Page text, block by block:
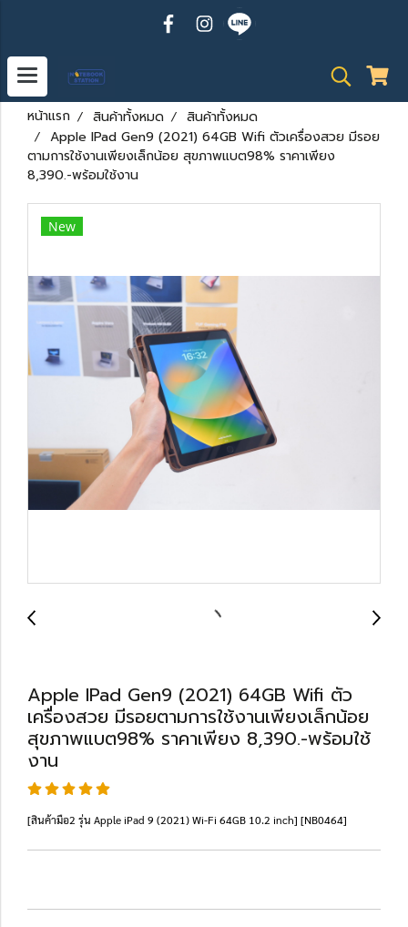
หน้าแรก สินค้าทั้งหมด
สินค้าทั้งหมด
Apple IPad Gen9 (2021) 64GB Wifi ตัวเครื่องสวย มีรอย
ตามการใช้งานเพียงเล็กน้อย สุขภาพแบต98% ราคาเพียง
8,390.-พร้อมใช้งาน
New
Apple IPad Gen9 (2021) 64GB Wifi ตัว
เครื่องสวย มีรอยตามการใช้งานเพียงเล็กน้อย
สุขภาพแบต98% ราคาเพียง 8,390.-พร้อมใช้
งาน
[สินค้ามือ2 รุ่น Apple iPad 9 (2021) Wi-Fi 64GB 10.2 inch] [NB0464]